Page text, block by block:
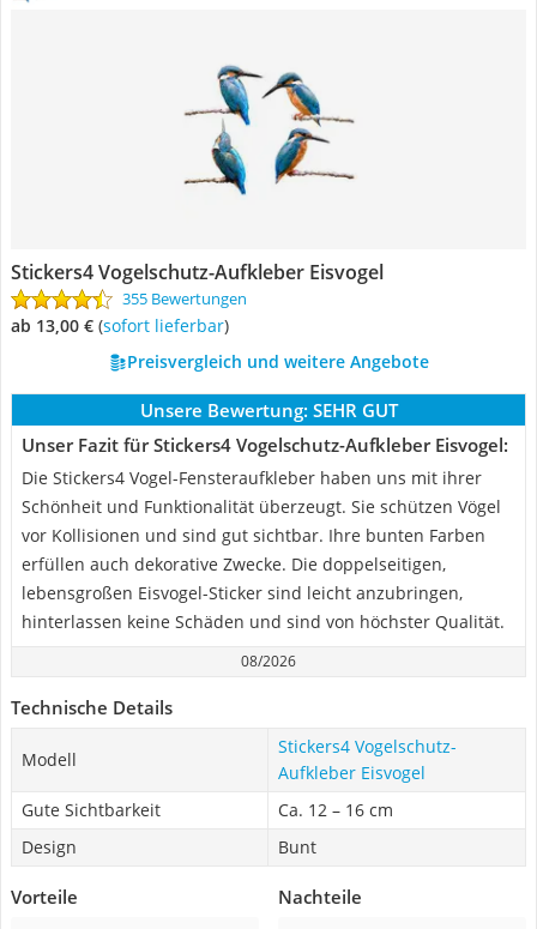
Stickers4 Vogelschutz-Aufkleber Eisvogel
355 Bewertungen
ab 13,00 € ( Sofort lieferbar)
Preisvergleich und weitere Angebote
Unsere Bewertung: SEHR GUT
Unser Fazit für Stickers4 Vogelschutz-Aufkleber Eisvogel:
Die Stickers4 Vogel-Fensteraufkleber haben uns mit ihrer
Schönheit und Funktionalität überzeugt. Sie schützen Vögel
vor Kollisionen und sind gut sichtbar. Ihre bunten Farben
erfüllen auch dekorative Zwecke. Die doppelseitigen,
lebensgroßen Eisvogel-Sticker sind leicht anzubringen,
hinterlassen keine Schäden und sind von höchster Qualität.
08/2026
Technische Details
Modell
Stickers4 Vogelschutz-
Aufkleber Eisvogel
Gute Sichtbarkeit
Ca. 12 – 16 cm
Design
Bunt
Vorteile Nachteile